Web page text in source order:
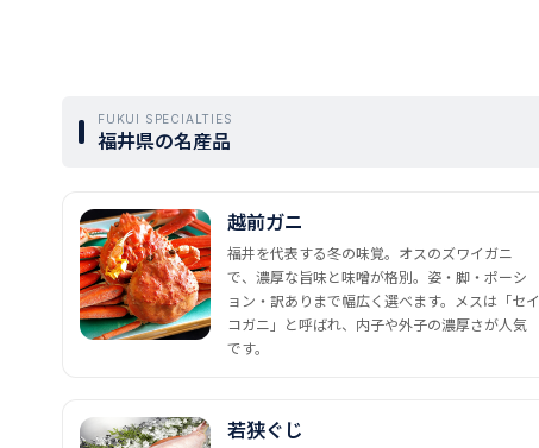
FUKUI SPECIALTIES
福井県の名産品
越前ガニ
福井を代表する冬の味覚。オスのズワイガニ
で、濃厚な旨味と味噌が格別。姿・脚・ポーシ
ョン・訳ありまで幅広く選べます。メスは「セイ
コガニ」と呼ばれ、内子や外子の濃厚さが人気
です。
若狭ぐじ